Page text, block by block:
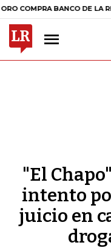
BANCO DE LA
"El
intento
juicio en